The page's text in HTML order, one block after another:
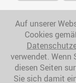
Auf unserer
Cookies
verwendet. Wenn
diesen Seiten
Sie sich damit